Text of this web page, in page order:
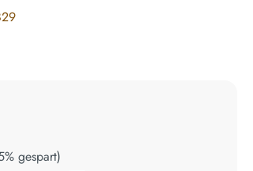
gespart)